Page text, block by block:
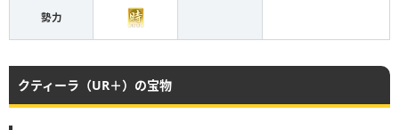
勢力
クティーラ（UR＋）の宝物